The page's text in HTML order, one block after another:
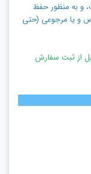
و به منظور حفظ
و یا مرجوعی (حتی
از ثبت سفارش